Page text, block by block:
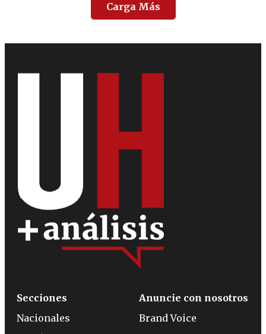
Carga Más
Secciones
Nacionales
Anuncie con nosotros
Brand Voice